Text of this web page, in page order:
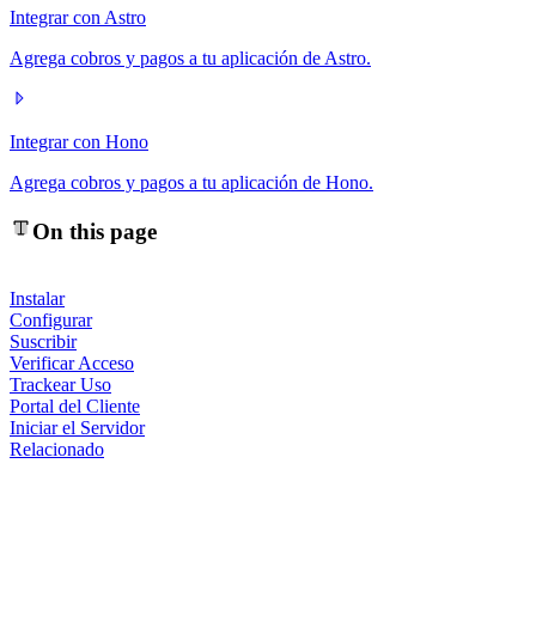
Integrar con Astro
Agrega cobros y pagos a tu aplicación de Astro.
Integrar con Hono
Agrega cobros y pagos a tu aplicación de Hono.
On this page
Instalar
Configurar
Suscribir
Verificar Acceso
Trackear Uso
Portal del Cliente
Iniciar el Servidor
Relacionado